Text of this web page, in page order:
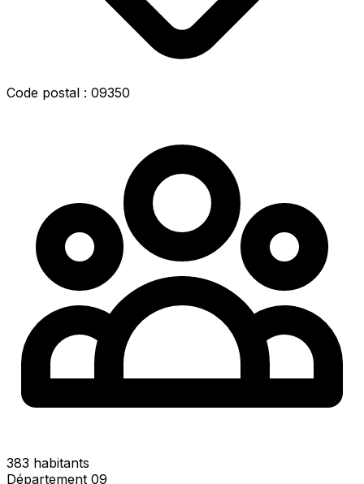
Code postal : 09350
383 habitants
Département 09